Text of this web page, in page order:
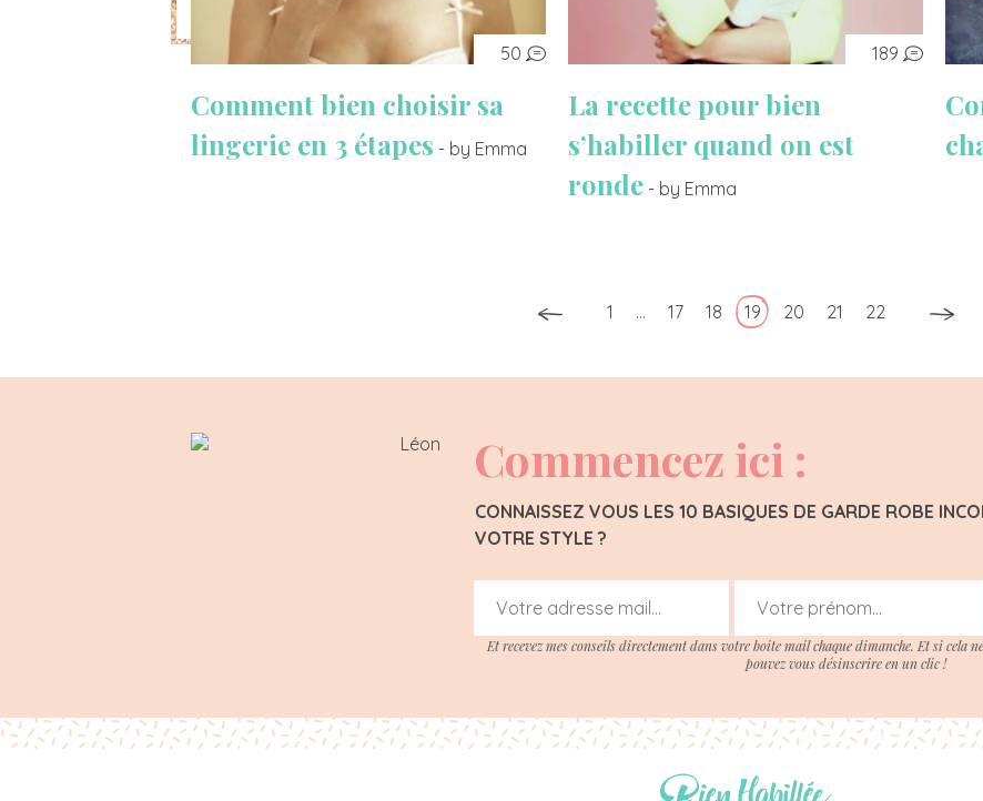
50
Comment bien choisir sa
lingerie en 3 étapes - by Emma
189
La recette pour bien
s’habiller quand on est
ronde - by Emma
1 … 17 18 19 20 21 22
Commencez ici :
CONNAISSEZ VOUS LES 10 BASIQUES DE GARDE ROBE
VOTRE STYLE ?
Et recevez mes conseils directement dans votre boite mail chaque dimanche. Et si cela
pouvez vous désinscrire en un clic !